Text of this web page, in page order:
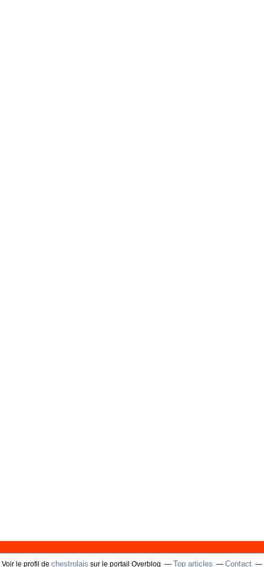
Voir le profil de chestrolais sur le portail Overblog Top articles Contact